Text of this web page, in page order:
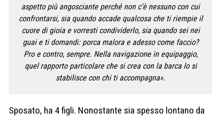
aspetto più angosciante perché non c’è nessuno con cui
confrontarsi, sia quando accade qualcosa che ti riempie il
cuore di gioia e vorresti condividerlo, sia quando sei nei
guai e ti domandi: porca malora e adesso come faccio?
Pro e contro, sempre. Nella navigazione in equipaggio,
quel rapporto particolare che si crea con la barca lo si
stabilisce con chi ti accompagna».
Sposato, ha 4 figli. Nonostante sia spesso lontano da